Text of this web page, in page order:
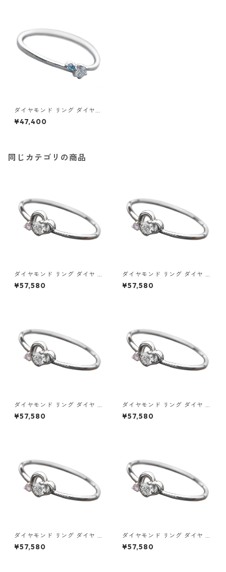
ダイヤモンド リング ダイヤ＆
アイスブルーダイヤ 合計0.06
ct 11.5号 プラチナ Pt950 指輪
¥47,400
同じカテゴリの商品
ダイヤモンド リング ダイヤ ア
イスブルーダイヤ 合計0.06ct
8.5号 プラチナ Pt950 ハート
¥57,580
ダイヤモンド リング ダイヤ ア
イスブルーダイヤ 合計0.06ct
9号 プラチナ Pt950 ハートモ
¥57,580
ダイヤモンド リング ダイヤ ア
イスブルーダイヤ 合計0.06ct
9.5号 プラチナ Pt950 ハート
¥57,580
ダイヤモンド リング ダイヤ ア
イスブルーダイヤ 合計0.06ct
10号 プラチナ Pt950 ハート
¥57,580
ダイヤモンド リング ダイヤ ア
イスブルーダイヤ 合計0.06ct
10.5号 プラチナ Pt950 ハート
¥57,580
ダイヤモンド リング ダイヤ ア
イスブルーダイヤ 合計0.06ct
11号 プラチナ Pt950 ハートモ
¥57,580